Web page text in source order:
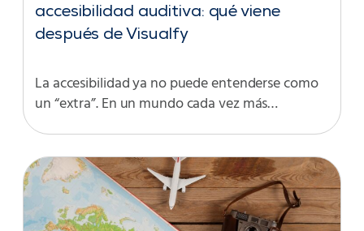
accesibilidad auditiva: qué viene
después de Visualfy
La accesibilidad ya no puede entenderse como
un “extra”. En un mundo cada vez más…